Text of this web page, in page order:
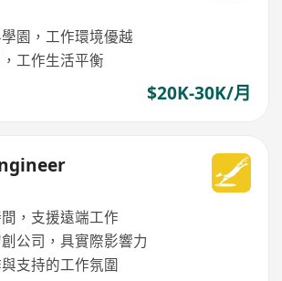
園，工作環境優越
工作生活平衡
$20K-30K/月
，支援遠端工作
公司，具實際影響力
支持的工作氛圍